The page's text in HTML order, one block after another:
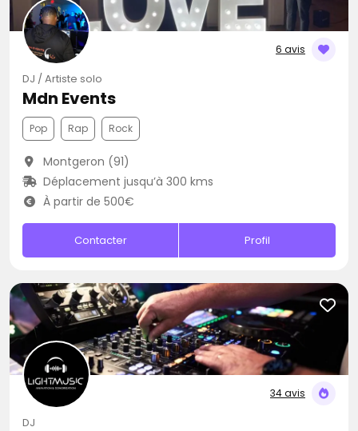
6 avis
DJ / Artiste solo
Mdn Events
Pop Rap Rock
Montgeron (91)
Déplacement jusqu’à 300 kms
À partir de 500€
Contacter Profil
34 avis
DJ